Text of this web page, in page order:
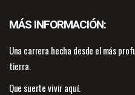
MÁS INFORMACIÓN:
Una carrera hecha desde el más
tierra.
Que suerte vivir aquí.